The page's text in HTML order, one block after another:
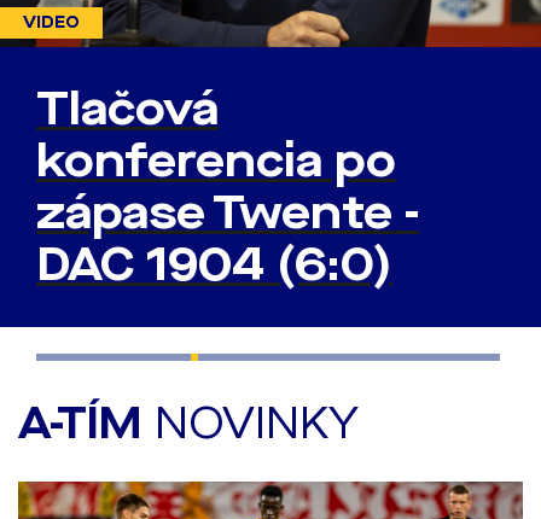
VIDEO
Tlačová
konferencia po
zápase Twente -
DAC 1904 (6:0)
A-TÍM NOVINKY